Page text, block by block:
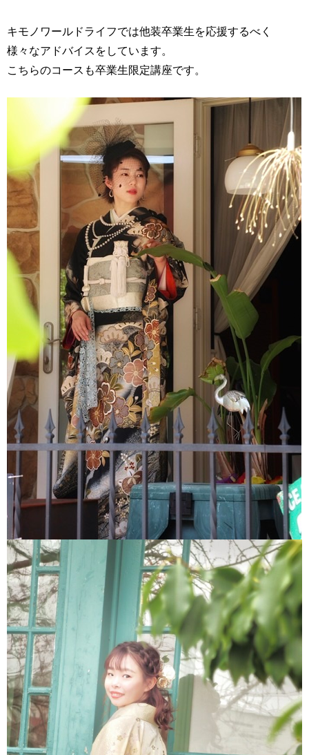
キモノワールドライフでは他装卒業生を応援するべく
様々なアドバイスをしています。
こちらのコースも卒業生限定講座です。